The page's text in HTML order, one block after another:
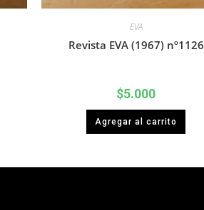
EVA
Revista EVA (1967) nº1126
$5.000
Agregar al carrito